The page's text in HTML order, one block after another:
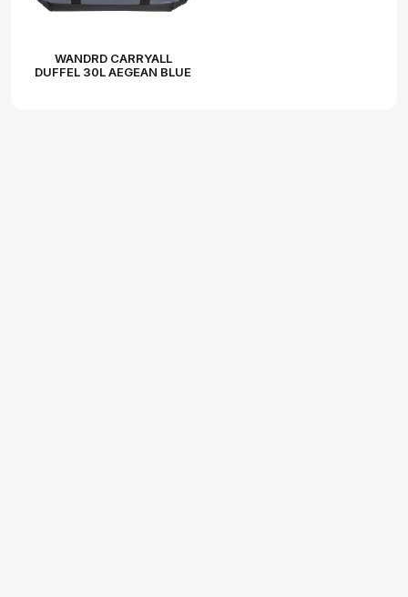
WANDRD CARRYALL
DUFFEL 30L AEGEAN BLUE